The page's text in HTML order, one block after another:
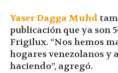
Yaser Dagga Muhd
publicación que ya son
Frigilux. “Nos hemos
hogares venezolanos y
haciendo”, agregó.